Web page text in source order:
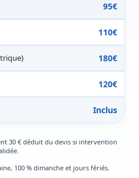
95€
110€
180€
120€
Inclus
30 € déduit du devis si intervention
100 % dimanche et jours fériés.